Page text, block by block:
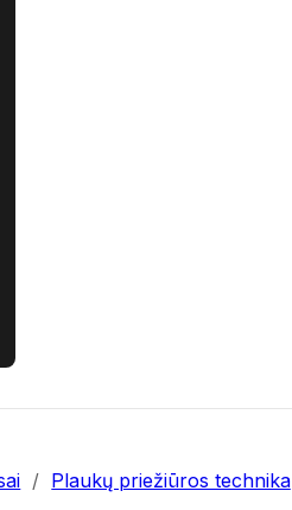
/ Plaukų priežiūros technika